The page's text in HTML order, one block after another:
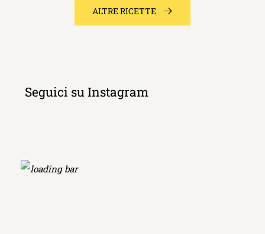
ALTRE RICETTE
Seguici su Instagram